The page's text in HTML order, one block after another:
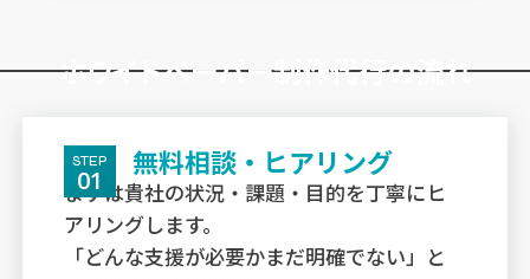
ホワイトペーパー制作代行の流れ
STEP
01
無料相談・ヒアリング
まずは貴社の状況・課題・目的を丁寧にヒ
アリングします。
「どんな支援が必要かまだ明確でない」と